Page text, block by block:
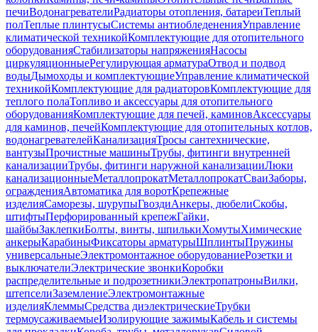
печиВодонагревателиРадиаторы отопления, батареиТеплый
полТеплые плинтусыСистемы антиобледененияУправление
климатической техникойКомплектующие для отопительного
оборудованияСтабилизаторы напряженияНасосы
циркуляционныеРегулирующая арматураОтвод и подвод
водыДымоходы и комплектующиеУправление климатической
техникойКомплектующие для радиаторовКомплектующие для
теплого полаТопливо и аксессуары для отопительного
оборудованияКомплектующие для печей, каминовАксессуары
для каминов, печейКомплектующие для отопительных котлов,
водонагревателейКанализацияТросы сантехнические,
вантузыПрочистные машиныТрубы, фитинги внутренней
канализацииТрубы, фитинги наружной канализацииЛюки
канализационныеМеталлопрокатМеталлопрокатСваиЗаборы,
огражденияАвтоматика для воротКрепежные
изделияСаморезы, шурупыГвоздиАнкеры, дюбелиСкобы,
штифтыПерфорированный крепежГайки,
шайбыЗаклепкиБолты, винты, шпилькиХомутыХимические
анкерыКарабиныФиксаторы арматурыШплинтыПружины
универсальныеЭлектромонтажное оборудованиеРозетки и
выключателиЭлектрические звонкиКоробки
распределительные и подрозетникиЭлектропатроныВилки,
штепселиЗаземлениеЭлектромонтажные
изделияКлеммыСредства диэлектрическиеТрубки
термоусаживаемыеИзолирующие зажимыКабель и системы